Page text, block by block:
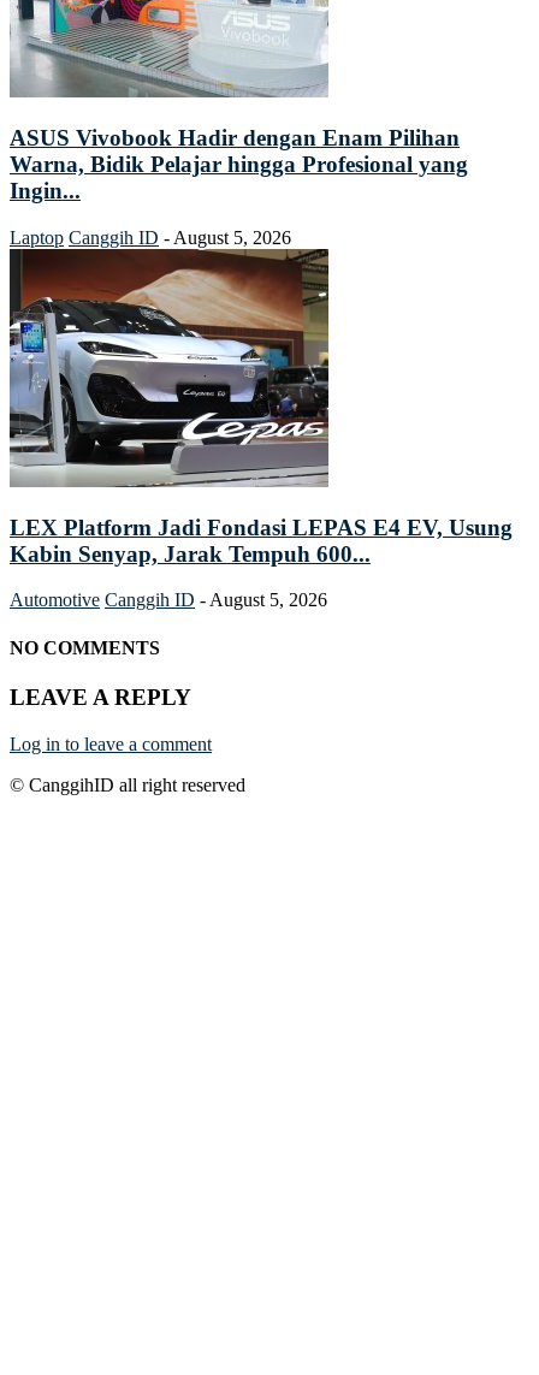
ASUS Vivobook Hadir dengan Enam Pilihan
Warna, Bidik Pelajar hingga Profesional yang
Ingin...
Laptop Canggih ID - August 5, 2026
LEX Platform Jadi Fondasi LEPAS E4 EV, Usung
Kabin Senyap, Jarak Tempuh 600...
Automotive Canggih ID - August 5, 2026
NO COMMENTS
LEAVE A REPLY
Log in to leave a comment
© CanggihID all right reserved